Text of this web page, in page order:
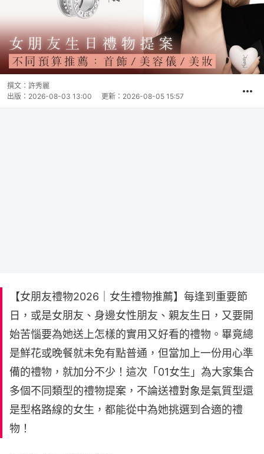
撰文： 許秀麗
出版： 2026-08-03 13:00 更新： 2026-08-05 15:57
【女朋友禮物2026｜女生禮物推薦】每逢到重要節
日，或是女朋友、身邊女性朋友、親友生日，又要開
始苦惱要為她送上怎樣的實用又好看的禮物。畢竟總
是鮮花或晚餐就未免有點普通，但當加上一份用心準
備的禮物，就加分不少！這次「01女生」為大家集合
多個不同類型的禮物提案，不論送禮對象是氣質型還
是型格路線的女生，都能從中為她挑選到合適的禮
物！